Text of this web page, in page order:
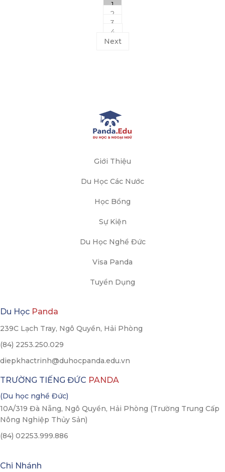
1
2
3
4
Next
Giới Thiệu
Du Học Các Nước
Học Bổng
Sự Kiện
Du Học Nghề Đức
Visa Panda
Tuyển Dụng
Du Học Panda
239C Lạch Tray, Ngô Quyền, Hải Phòng
(84) 2253.250.029
diepkhactrinh@duhocpanda.edu.vn
TRƯỜNG TIẾNG ĐỨC PANDA
(Du học nghề Đức)
10A/319 Đà Nẵng, Ngô Quyền, Hải Phòng (Trường Trung Cấp
Nông Nghiệp Thủy Sản)
(84) 02253.999.886
Chi Nhánh